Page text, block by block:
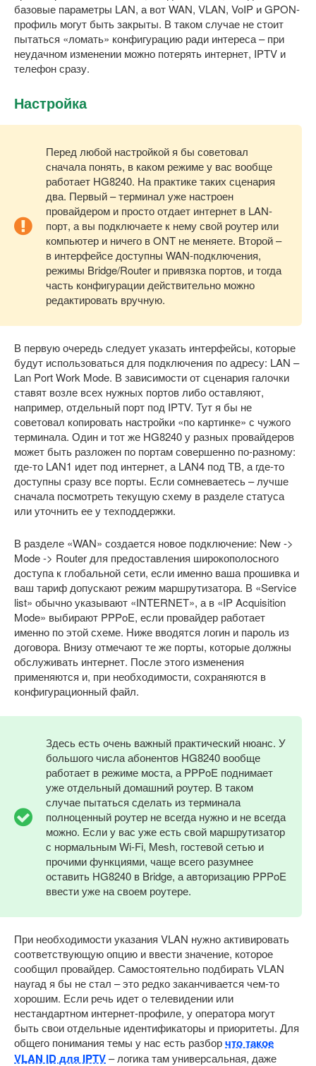
базовые параметры LAN, а вот WAN, VLAN, VoIP и GPON-
профиль могут быть закрыты. В таком случае не стоит
пытаться «ломать» конфигурацию ради интереса – при
неудачном изменении можно потерять интернет, IPTV и
телефон сразу.
Настройка
Перед любой настройкой я бы советовал
сначала понять, в каком режиме у вас вообще
работает HG8240. На практике таких сценария
два. Первый – терминал уже настроен
провайдером и просто отдает интернет в LAN-
порт, а вы подключаете к нему свой роутер или
компьютер и ничего в ONT не меняете. Второй –
в интерфейсе доступны WAN-подключения,
режимы Bridge/Router и привязка портов, и тогда
часть конфигурации действительно можно
редактировать вручную.
В первую очередь следует указать интерфейсы, которые
будут использоваться для подключения по адресу: LAN –
Lan Port Work Mode. В зависимости от сценария галочки
ставят возле всех нужных портов либо оставляют,
например, отдельный порт под IPTV. Тут я бы не
советовал копировать настройки «по картинке» с чужого
терминала. Один и тот же HG8240 у разных провайдеров
может быть разложен по портам совершенно по-разному:
где-то LAN1 идет под интернет, а LAN4 под ТВ, а где-то
доступны сразу все порты. Если сомневаетесь – лучше
сначала посмотреть текущую схему в разделе статуса
или уточнить ее у техподдержки.
В разделе «WAN» создается новое подключение: New ->
Mode -> Router для предоставления широкополосного
доступа к глобальной сети, если именно ваша прошивка и
ваш тариф допускают режим маршрутизатора. В «Service
list» обычно указывают «INTERNET», а в «IP Acquisition
Mode» выбирают PPPoE, если провайдер работает
именно по этой схеме. Ниже вводятся логин и пароль из
договора. Внизу отмечают те же порты, которые должны
обслуживать интернет. После этого изменения
применяются и, при необходимости, сохраняются в
конфигурационный файл.
Здесь есть очень важный практический нюанс. У
большого числа абонентов HG8240 вообще
работает в режиме моста, а PPPoE поднимает
уже отдельный домашний роутер. В таком
случае пытаться сделать из терминала
полноценный роутер не всегда нужно и не всегда
можно. Если у вас уже есть свой маршрутизатор
с нормальным Wi-Fi, Mesh, гостевой сетью и
прочими функциями, чаще всего разумнее
оставить HG8240 в Bridge, а авторизацию PPPoE
ввести уже на своем роутере.
При необходимости указания VLAN нужно активировать
соответствующую опцию и ввести значение, которое
сообщил провайдер. Самостоятельно подбирать VLAN
наугад я бы не стал – это редко заканчивается чем-то
хорошим. Если речь идет о телевидении или
нестандартном интернет-профиле, у оператора могут
быть свои отдельные идентификаторы и приоритеты. Для
общего понимания темы у нас есть разборчто такое
VLAN ID для IPTV– логика там универсальная, даже